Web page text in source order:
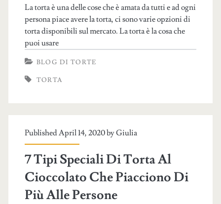
La torta è una delle cose che è amata da tutti e ad ogni
persona piace avere la torta, ci sono varie opzioni di
torta disponibili sul mercato. La torta è la cosa che
puoi usare
BLOG DI TORTE
TORTA
Published April 14, 2020 byGiulia
7 Tipi Speciali Di Torta Al
Cioccolato Che Piacciono Di
Più Alle Persone